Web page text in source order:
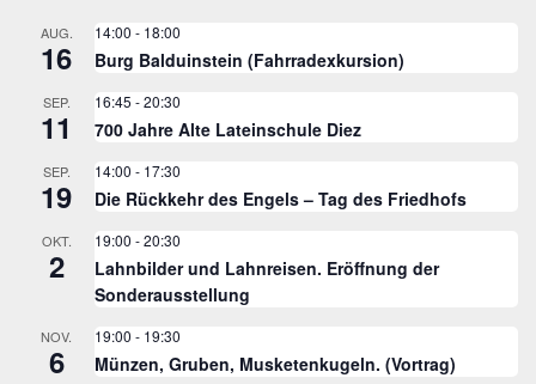
AUG.
16
14:00 - 18:00
Burg Balduinstein (Fahrradexkursion)
SEP.
11
16:45 -20:30
700 Jahre Alte Lateinschule Diez
SEP.
19
14:00 - 17:30
Die Rückkehr des Engels – Tag des Friedhofs
OKT.
2
19:00 -20:30
Lahnbilder und Lahnreisen. Eröffnung der
Sonderausstellung
NOV.
6
19:00 - 19:30
Münzen, Gruben, Musketenkugeln. (Vortrag)